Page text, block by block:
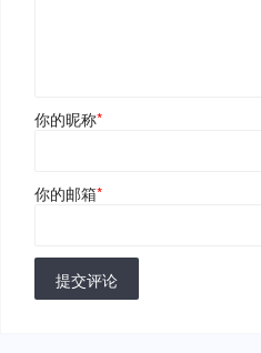
你的昵称*
你的邮箱*
提交评论